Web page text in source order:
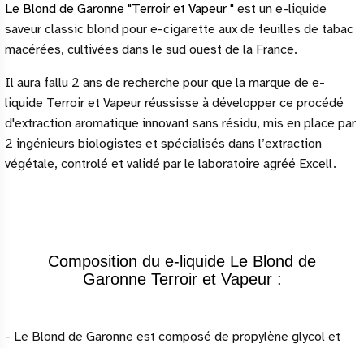
Le Blond de Garonne "Terroir et Vapeur " est un e-liquide
saveur classic blond pour e-cigarette aux de feuilles de tabac
macérées, cultivées dans le sud ouest de la France.
Il aura fallu 2 ans de recherche pour que la marque de e-
liquide Terroir et Vapeur réussisse à développer ce procédé
d'extraction aromatique innovant sans résidu, mis en place par
2 ingénieurs biologistes et spécialisés dans l’extraction
végétale, controlé et validé par le laboratoire agréé Excell.
Composition du e-liquide Le Blond de
Garonne Terroir et Vapeur :
- Le Blond de Garonne est composé de propylène glycol et